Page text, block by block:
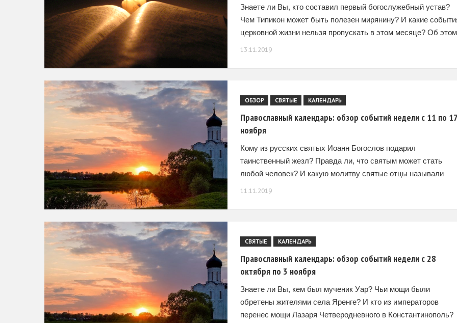
Знаете ли Вы, кто составил первый богослужебный устав?
Чем Типикон может быть полезен мирянину? И какие
церковной жизни нельзя пропускать в этом месяце? Об
13.11.2019
ОБЗОР СВЯТЫЕ КАЛЕНДАРЬ
Православный календарь: обзор событий недели с 11 по 17
ноября
Кому из русских святых Иоанн Богослов подарил
таинственный жезл? Правда ли, что святым может стать
любой человек? И какую молитву святые отцы называли
11.11.2019
СВЯТЫЕ КАЛЕНДАРЬ
Православный календарь: обзор событий недели с 28
октября по 3 ноября
Знаете ли Вы, кем был мученик Уар? Чьи мощи были
обретены жителями села Яренге? И кто из императоров
перенес мощи Лазаря Четверодневного в Константинополь?